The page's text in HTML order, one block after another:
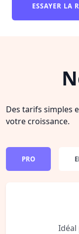
ESSAYER LA
Des tarifs simples
votre croissance.
PRO
Idéal